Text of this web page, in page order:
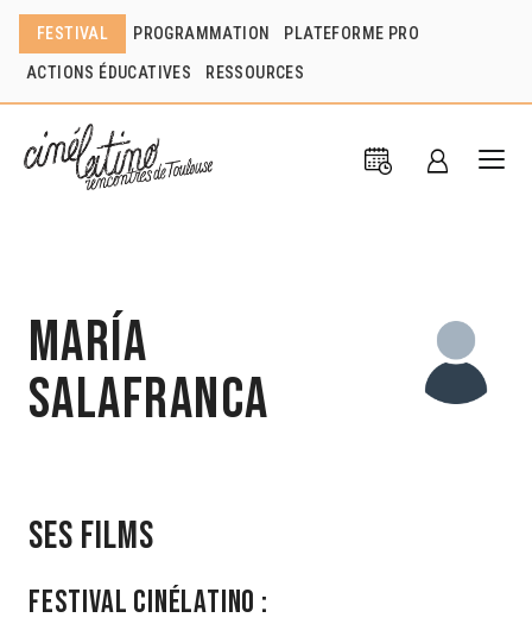
FESTIVAL PROGRAMMATION PLATEFORME PRO
ACTIONS ÉDUCATIVES RESSOURCES
María
Salafranca
Ses films
Festival Cinélatino :